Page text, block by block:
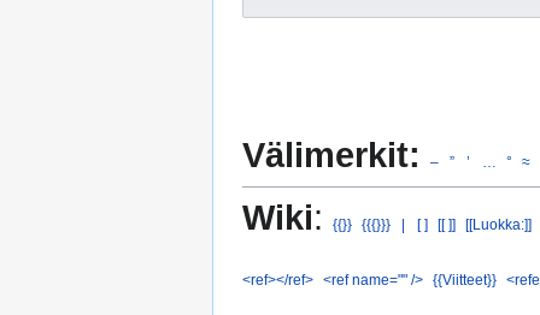
Välimerkit: – ” ’ ° ≈
Wiki: {{}} {{{}}} | [ ] [[ ]] [[Luokka:]]
<ref></ref> <ref name="" /> {{Viitteet}}